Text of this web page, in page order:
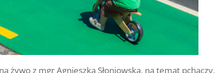
żywo z mgr Agnieszką Słoniowską, na temat pchaczy,